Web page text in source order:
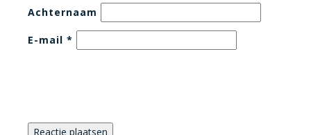
Achternaam
E-mail *